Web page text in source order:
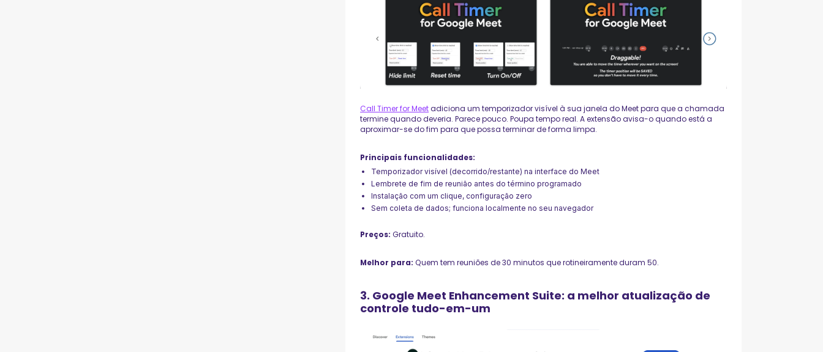
Call Timer for Meetadiciona um temporizador visível à sua janela do Meet para que a chamada
termine quando deveria. Parece pouco. Poupa tempo real. A extensão avisa-o quando está a
aproximar-se do fim para que possa terminar de forma limpa.
Principais funcionalidades:
Temporizador visível (decorrido/restante) na interface do Meet
Lembrete de fim de reunião antes do término programado
Instalação com um clique, configuração zero
Sem coleta de dados; funciona localmente no seu navegador
Preços: Gratuito.
Melhor para: Quem tem reuniões de 30 minutos que rotineiramente duram 50.
3. Google Meet Enhancement Suite: a melhor atualização de
controle tudo-em-um